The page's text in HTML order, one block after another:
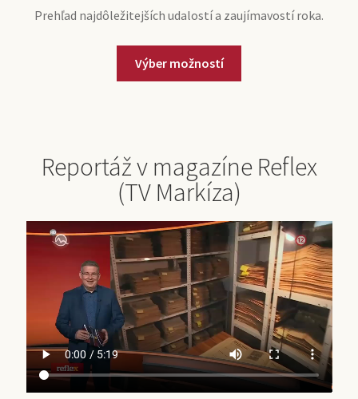
Prehľad najdôležitejších udalostí a zaujímavostí roka.
Výber možností
Reportáž v magazíne Reflex
(TV Markíza)